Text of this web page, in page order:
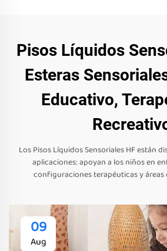
Pisos Líquidos
Esteras
Educativo,
Los Pisos Líquidos Sensoriales HF están
aplicaciones: apoyan a los niños en
configuraciones terapéuticas y áreas
09
Aug